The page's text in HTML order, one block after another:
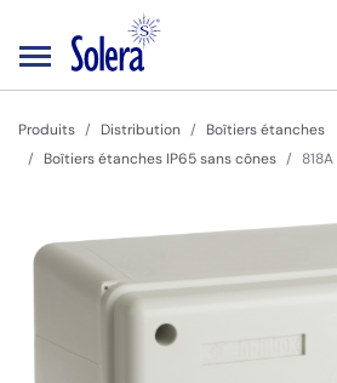
Produits Distribution
Boîtiers étanches
Boîtiers étanches IP65 sans cônes
818A